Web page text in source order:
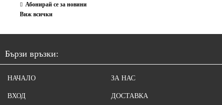
Абонирай се за новини
Виж всички
Бързи връзки:
НАЧАЛО
ВХОД
ЗА НАС
ДОСТАВКА